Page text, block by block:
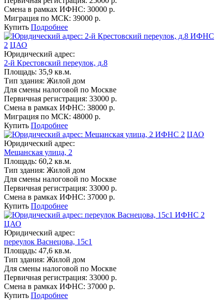
Смена в рамках ИФНС: 30000 р.
Миграция по МСК: 39000 р.
Купить Подробнее
ИФНС
2 ЦАО
Юридический адрес:
2-й Крестовский переулок, д.8
Площадь: 35,9 кв.м.
Тип здания: Жилой дом
Для смены налоговой по Москве
Первичная регистрация: 33000 р.
Смена в рамках ИФНС: 38000 р.
Миграция по МСК: 48000 р.
Купить Подробнее
ИФНС 2 ЦАО
Юридический адрес:
Мещанская улица, 2
Площадь: 60,2 кв.м.
Тип здания: Жилой дом
Для смены налоговой по Москве
Первичная регистрация: 33000 р.
Смена в рамках ИФНС: 37000 р.
Купить Подробнее
ИФНС 2
ЦАО
Юридический адрес:
переулок Васнецова, 15с1
Площадь: 47,6 кв.м.
Тип здания: Жилой дом
Для смены налоговой по Москве
Первичная регистрация: 33000 р.
Смена в рамках ИФНС: 37000 р.
Купить Подробнее